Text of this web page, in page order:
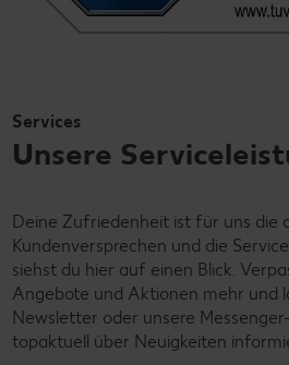
Services
Unsere
Deine Zufriedenheit ist für uns die
Kundenversprechen und die
siehst du hier auf einen Blick.
Angebote und Aktionen mehr und
Newsletter oder unsere
topaktuell über Neuigkeiten